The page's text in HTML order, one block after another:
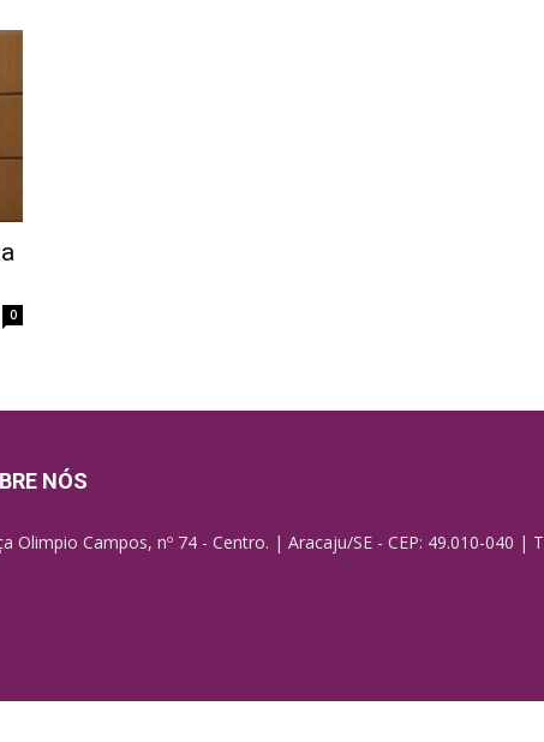
0
NÓS
Olimpio Campos, nº 74 - Centro. | Aracaju/SE - CEP: 49.010-040 |